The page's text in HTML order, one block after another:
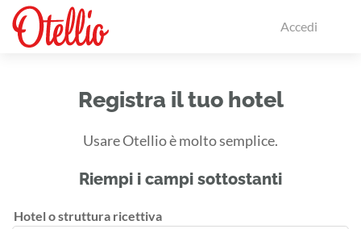
Accedi
Registra il tuo hotel
Usare Otellio è molto semplice.
Riempi i campi sottostanti
Hotel o struttura ricettiva